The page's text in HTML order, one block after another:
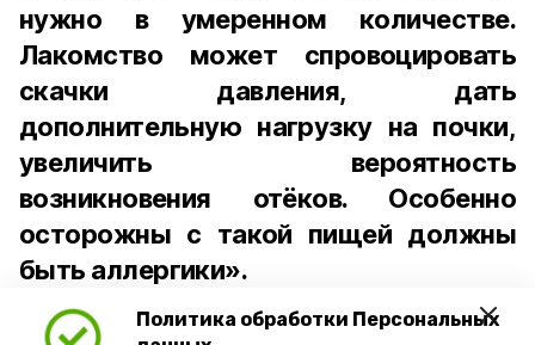
Политика обработки Персональных
нужно в умеренном количестве.
Лакомство может спровоцировать
скачки давления, дать
дополнительную нагрузку на почки,
увеличить вероятность
возникновения отёков. Особенно
осторожны с такой пищей должны
быть аллергики».
Для взрослого человека безопасной